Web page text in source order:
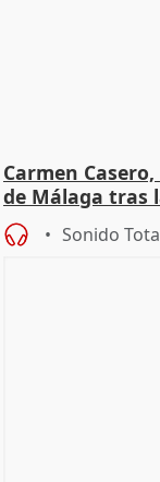
Carmen
de Málaga tras
Sonido